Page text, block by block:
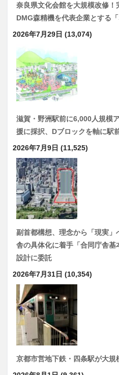
奈良県文化会館を大規模改修
DMG森精機を代表企業とする
2026年7月29日 (13,074)
滋賀・野洲駅前に6,000人規模
援に採択、Dブロックを軸に駅
2026年7月9日 (11,525)
副首都構想、理念から「現実
舎の具体化に着手「合同庁舎
設計に委託
2026年7月31日 (10,354)
京都市営地下鉄・四条駅が大